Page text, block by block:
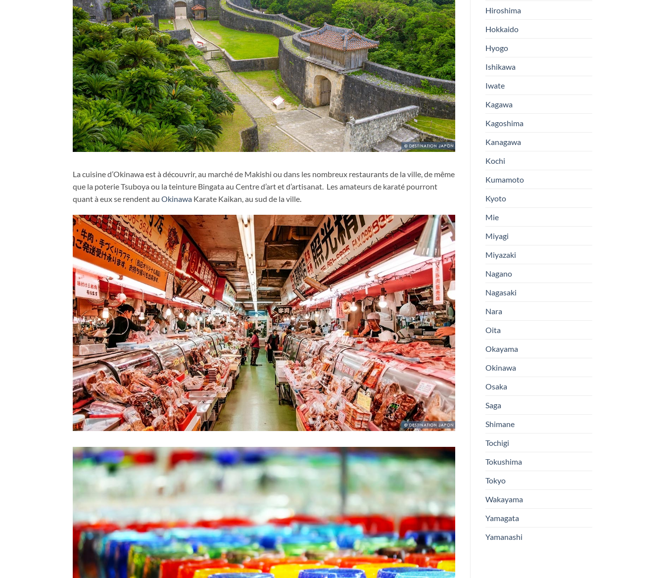
La cuisine d’Okinawa est à découvrir, au marché de Makishi ou dans les nombreux restaurants de la ville, de même
que la poterie Tsuboya ou la teinture Bingata au Centre d’art et d’artisanat. Les amateurs de karaté pourront
quant à eux se rendent au Okinawa Karate Kaikan, au sud de la ville.
Hiroshima
Hokkaido
Hyogo
Ishikawa
Iwate
Kagawa
Kagoshima
Kanagawa
Kochi
Kumamoto
Kyoto
Mie
Miyagi
Miyazaki
Nagano
Nagasaki
Nara
Oita
Okayama
Okinawa
Osaka
Saga
Shimane
Tochigi
Tokushima
Tokyo
Wakayama
Yamagata
Yamanashi